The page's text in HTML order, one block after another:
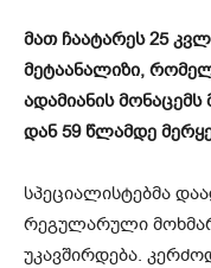
მათ ჩაატარეს 25
მეტაანალიზი,
ადამიანის
დან 59 წლამდე
სპეციალისტებმა
რეგულარული
უკავშირდება.